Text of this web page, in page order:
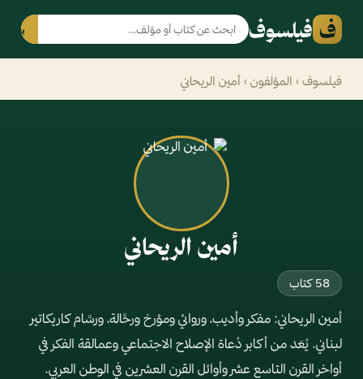
ف فيلسوف بحث
فيلسوف › المؤلفون › أمين الريحاني
أمين الريحاني
58 كتاب
أمين الريحاني: مفكر وأديب، وروائي ومؤرخ ورحَّالة، ورسَّام كاريكاتير
لبناني. يُعَد من أكابر دُعاة الإصلاح الاجتماعي وعمالقة الفكر في
أواخر القرن التاسع عشر وأوائل القرن العشرين في الوطن العربي.